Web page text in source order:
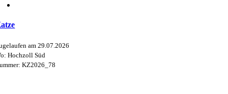
am 29.07.2026
Hochzoll Süd
KZ2026_78